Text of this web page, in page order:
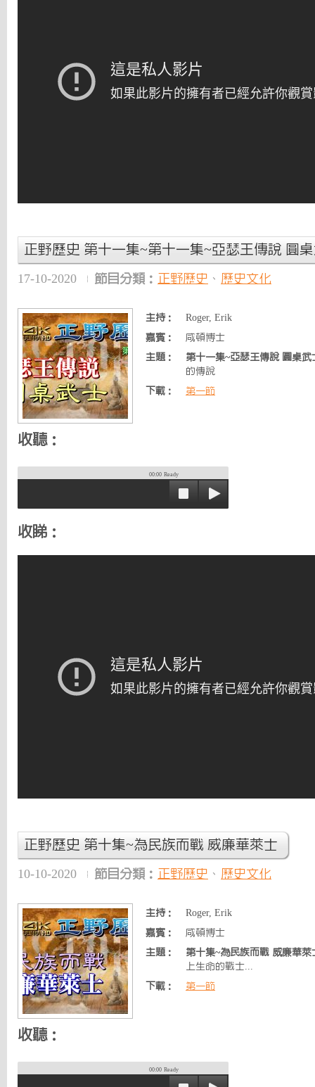
正野歷史 第十一集~第十一集~亞瑟王傳說 圓
17-10-2020 節目分類： 正野歷史 、 歷史文化
主持：
Roger, Erik
嘉賓：
咸頓博士
主題：
第十一集~亞瑟王傳說 圓桌武
的傳說
下載：
第一節
收聽：
00:00 Ready
收睇：
正野歷史 第十集~為民族而戰 威廉華萊士
10-10-2020 節目分類： 正野歷史 、 歷史文化
主持：
Roger, Erik
嘉賓：
咸頓博士
主題：
第十集~為民族而戰 威廉華萊
上生命的戰士...
下載：
第一節
收聽：
00:00 Ready